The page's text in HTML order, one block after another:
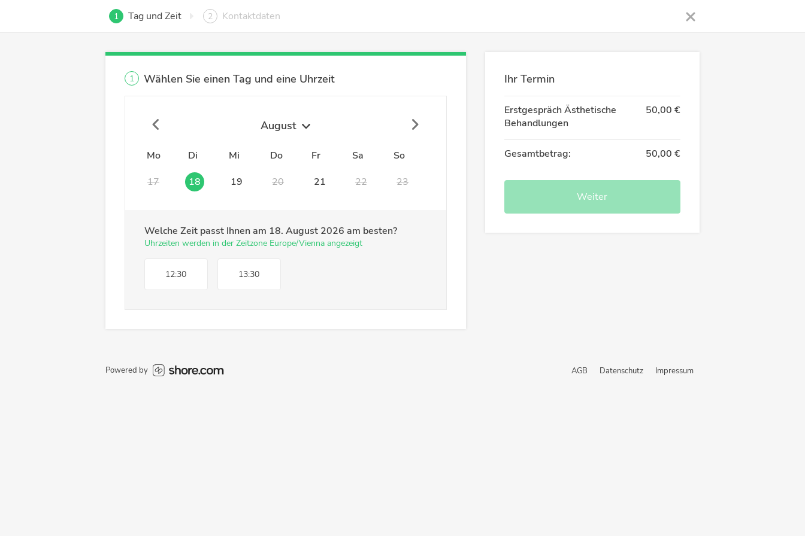
1 Tag und Zeit 2 Kontaktdaten
1 Wählen Sie einen Tag und eine Uhrzeit
August
Mo Di Mi Do Fr Sa
So
17
18 19 20 21 22 23
Welche Zeit passt Ihnen am 18. August 2026 am besten?
Uhrzeiten werden in der Zeitzone Europe/Vienna angezeigt
12:30 13:30
Ihr Termin
Erstgespräch Ästhetische
Behandlungen
50,00 €
Gesamtbetrag: 50,00 €
Weiter
Powered by AGB Datenschutz Impressum